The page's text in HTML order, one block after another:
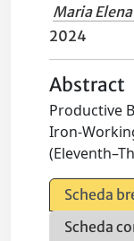
Maria
2024
Abstract
Productive
Iron-
Scheda
Scheda